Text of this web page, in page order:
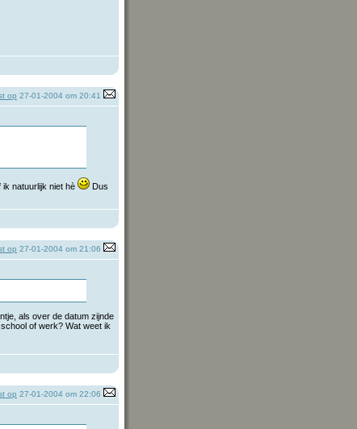
op 27-01-2004 om 20:41
ik natuurlijk niet hè
Dus
op 27-01-2004 om 21:06
als over de datum zijnde
of werk? Wat weet ik
op 27-01-2004 om 22:06